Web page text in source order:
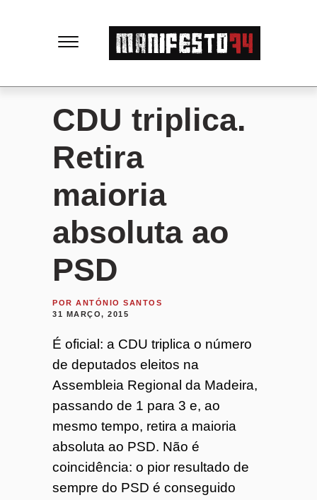
M
a
n
i
f
e
s
t
o
7
4
CDU triplica.
Retira
maioria
absoluta ao
PSD
POR ANTÓNIO SANTOS
31 MARÇO, 2015
É oficial: a CDU triplica o número
de deputados eleitos na
Assembleia Regional da Madeira,
passando de 1 para 3 e, ao
mesmo tempo, retira a maioria
absoluta ao PSD. Não é
coincidência: o pior resultado de
sempre do PSD é conseguido